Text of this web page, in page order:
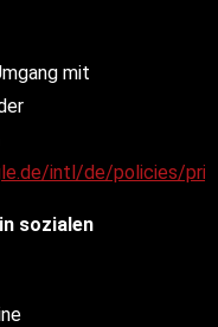
mit
intl/de/policies/
sozialen